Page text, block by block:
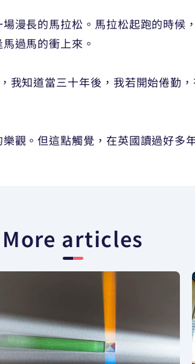
漫長的馬拉松。馬拉松起跑的時候
過馬的衝上來。
我知道當三十年後，我若開始倦勤
觀。但這點觸覺，在英國讀過好多
More articles